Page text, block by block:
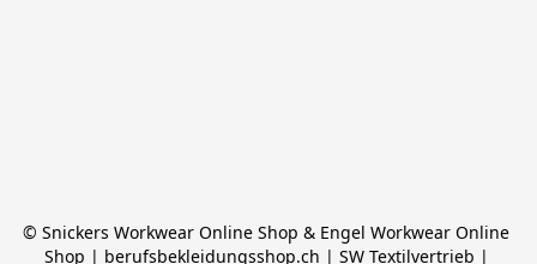
© Snickers Workwear Online Shop & Engel Workwear Online
Shop | berufsbekleidungsshop.ch | SW Textilvertrieb |